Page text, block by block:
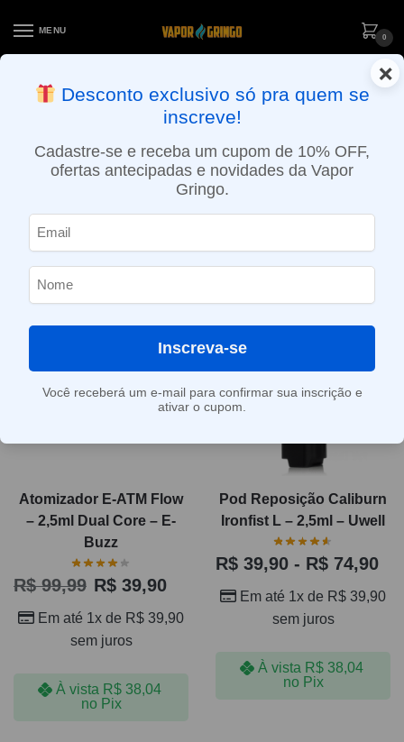
MENU
0
ENTREGA NO MESMO DIA EM SÃO PAULO (SEG A SEX): PEDIDOS
APROVADOS ATÉ 15:30 VIA MOTOBOY
2,5ml
Mostrando todos os 2 resultados
Atomizador E-ATM Flow
– 2,5ml Dual Core – E-
Buzz
R$99,99 R$ 39,90
Em até 1x de R$ 39,90
sem juros
À vista R$38,04
no Pix
Pod Reposição Caliburn
Ironfist L – 2,5ml – Uwell
R$ 39,90 - R$ 74,90
Em até 1x de R$ 39,90
sem juros
À vista R$38,04
no Pix
×
Desconto exclusivo só pra quem se
inscreve!
Cadastre-se e receba um cupom de 10% OFF,
ofertas antecipadas e novidades da Vapor
Gringo.
Inscreva-se
Você receberá um e-mail para confirmar sua inscrição e
ativar o cupom.